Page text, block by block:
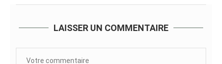
LAISSER UN COMMENTAIRE